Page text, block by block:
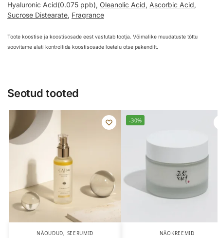
Hyaluronic Acid(0.075 ppb), Oleanolic Acid, Ascorbic Acid,
Sucrose Distearate, Fragrance
Toote koostise ja koostisosade eest vastutab tootja. Võimalike muudatuste tõttu
soovitame alati kontrollida koostisosade loetelu otse pakendilt.
Seotud tooted
NÄOUDUD, SEERUMID
-30%
NÄOKREEMID